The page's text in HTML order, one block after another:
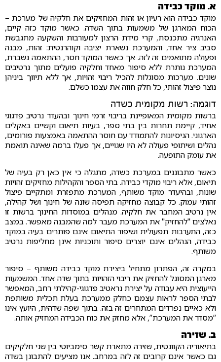
א. מוקד כבידה
מוקד כבידה הוא רעיון או זהות המחזיקים את חלקיה של מערכת –
הכוח המארגן של משמעות בתוך השדה. כאשר מוקד כזה קיים,
האנרגיה מתכנסת, קרי מידת הרצון למעורבות והשקעה מתגבשת
סביב ציר אחד, והמערכת נשארת יציבה וקוהרנטית: זהות, מבנה
ופעולה מתואמים זה לזה. אך כאשר המוקד חסר, ההתאמה נשברת,
המערכת נותרת ללא סיפור מאחד וחלקיה פועלים מתוך נרטיבים
שונים. מערכות מסוגלות להכיל ריבוי זהויות, אך ללא תיווך ביניהן
נוצר פיצול זהותי, כל חלק חווה את עצמו כשלם.
דוגמה: רשות מקומית כשדה
ברשות מקומית המאופיינת בריבוי זרמי חינוך ובהעדר נרטיב פדגוגי
אחיד, קיימת תחרות בין בתי ספר, בעיות תיאום וקשיים באקלים
הארגוני. הניסיונות להתמודד עם חוסר ההתאמה באמצעות פורומים,
נהלים ושיתופי פעולה לא היו שגויים, אך פעלו ברמה שאינה תואמת
את עומק התופעה.
כאשר מתבוננים במערכת כשדה, מתגלה כי אין כאן רק בעיה של
תיאום, אלא ריבוי מוקדי כבידה. בתי הספר והקהילות מחזיקים זהויות
שונות, ובהיעדר מוקד משותף, המערכת מתפזרת ומתקיים פיצול
זהותי עמוק. כל קבוצה מחזיקה תפיסה שונה של חינוך ושל קהילה,
אין נרטיב המחבר את חלקיה. מנהלים במוסדות החינוך ברשות זו
נאלצים "להחזיק" את המערכת מעבר למה שהמבנה מאפשר. במצב
כזה, התערבות תפעולית ושיפור התיאום אינם פותרים בעיה במוקד
כבידה, הנהלים אינם יוצרים סיפור ותוכניות אינן מחליפות נרטיב
משותף.
במקרה זה, הפתרון מתחיל ביצירת מוקד כבידה משותף – סיפור
מארגן המסוגל להחזיק את ריבוי הזהויות בתוך שדה אחד. המשמעות
הייעוצית היא עבודה על יצירת נראטיב פדגוגי-קהילתי רחב, המאפשר
לבתי הספר לראות עצמם כחלק ממערכת בעלת תכלית משותפת
ולא כאיים נפרדים המתחרים זה בזה. בתוך שפה שדהית, היועץ אינו
“מסדר את המערכת”, אלא מחזק את כוח הכבידה המחזיק אותה.
ב. שזירה
בתיאוריה הקוונטית, שזירה מתארת קשר סימביוטי בין שני חלקיקים
גם כאשר אינם קרובים זה לזה במרחב. אנו מציעים להתבונן בשדה